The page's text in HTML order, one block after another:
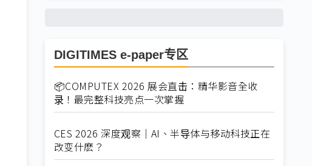
DIGITIMES e-paper专区
📦COMPUTEX 2026 展会直击：精华影音全收
录！最完整科技亮点一次掌握
CES 2026 深度观察｜AI、半导体与移动科技正在
改变什麽？